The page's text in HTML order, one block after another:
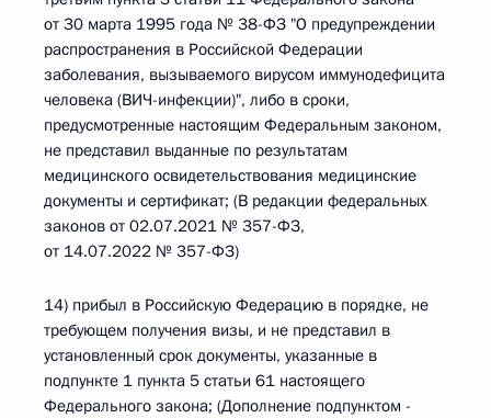
от 30 марта 1995 года № 38-ФЗ "О предупреждении
распространения в Российской Федерации
заболевания, вызываемого вирусом иммунодефицита
человека (ВИЧ-инфекции)", либо в сроки,
предусмотренные настоящим Федеральным законом,
не представил выданные по результатам
медицинского освидетельствования медицинские
документы и сертификат; (В редакции федеральных
законов от 02.07.2021 № 357-ФЗ,
от 14.07.2022 № 357-ФЗ)
14) прибыл в Российскую Федерацию в порядке, не
требующем получения визы, и не представил в
установленный срок документы, указанные в
подпункте 1 пункта 5 статьи 61 настоящего
Федерального закона; (Дополнение подпунктом -